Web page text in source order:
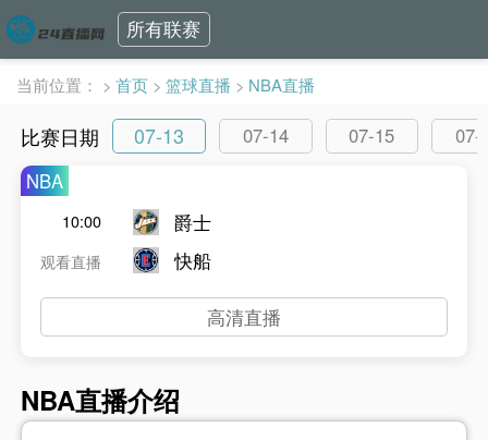
所有联赛
当前位置： > 首页 > 篮球直播 > NBA直播
比赛日期 07-13 07-14 07-15
07-
NBA
10:00
观看直播
爵士
快船
高清直播
NBA直播介绍